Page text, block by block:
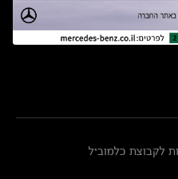
לקבוצת כלמוביל